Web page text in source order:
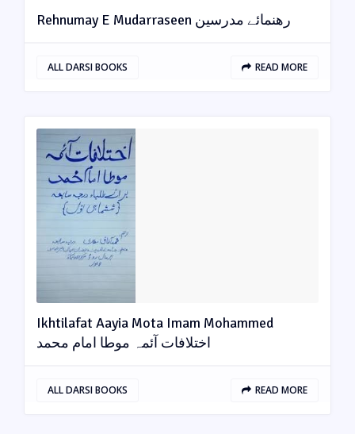
Rehnumay E Mudarraseen رهنمائے مدرسین
ALL DARSI BOOKS READ MORE
Ikhtilafat Aayia Mota Imam Mohammed
اختلافات آئمہ موطا امام محمد
ALL DARSI BOOKS READ MORE